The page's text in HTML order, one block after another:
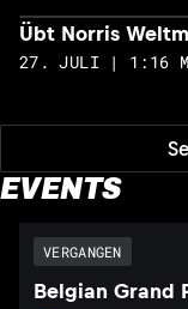
Übt Norris
27. JULI | 1:16
EVENTS
VERGANGEN
Belgian Grand